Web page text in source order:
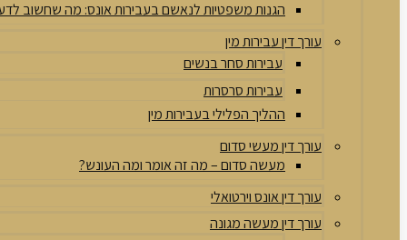
הגנות משפטיות לנאשם בעבירות אונס: מה שחשוב
עורך דין עבירות מין
עבירות סחר בנשים
עבירות סרסרות
ההליך הפלילי בעבירות מין
עורך דין מעשי סדום
מעשה סדום – מה זה אומר ומה העונש?
עורך דין אונס וירטואלי
עורך דין מעשה מגונה